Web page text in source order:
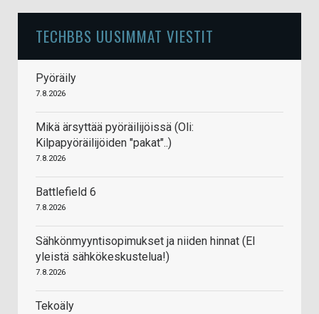
TECHBBS UUSIMMAT VIESTIT
Pyöräily
7.8.2026
Mikä ärsyttää pyöräilijöissä (Oli:
Kilpapyöräilijöiden "pakat"..)
7.8.2026
Battlefield 6
7.8.2026
Sähkönmyyntisopimukset ja niiden hinnat (EI
yleistä sähkökeskustelua!)
7.8.2026
Tekoäly